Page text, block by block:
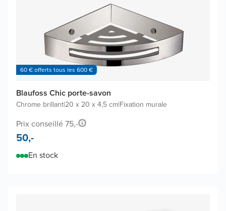
60 € offerts tous les 600 €
Blaufoss Chic porte-savon
Chrome brillant|20 x 20 x 4,5 cm|Fixation murale
Prix conseillé 75,-
50,-
En stock